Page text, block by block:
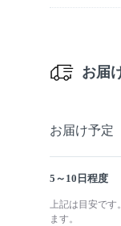
お届
お届け予定
5～10日程度
上記は目安です
ます。